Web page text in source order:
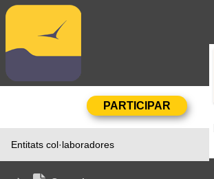
Entitats col·laboradores